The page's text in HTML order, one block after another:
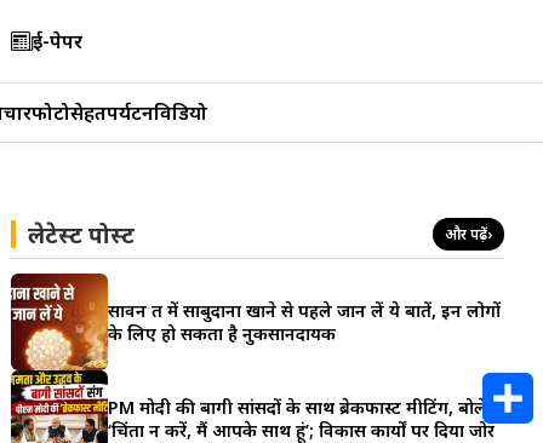
ई-पेपर
फोटोसेहतपर्यटनविडियो
लेटेस्ट पोस्ट और पढ़ें›
सावन व्रत में साबुदाना खाने से पहले जान लें ये बातें, इन लोगों
के लिए हो सकता है नुकसानदायक
PM मोदी की बागी सांसदों के साथ ब्रेकफास्ट मीटिंग, बोले-
‘चिंता न करें, मैं आपके साथ हूं’; विकास कार्यों पर दिया जोर